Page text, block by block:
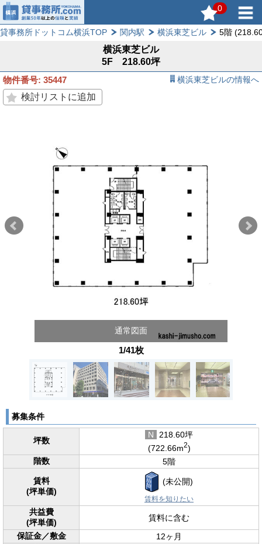
0
貸事務所ドットコム横浜TOP 関内駅 横浜東芝ビル 5階
横浜東芝ビル
5F 218.60坪
物件番号: 35447
横浜東芝ビルの情報へ
検討リストに追加
通常図面
1/41枚
募集条件
坪数
N
218.60坪
(722.66m2)
階数
5階
賃料
(坪単価)
(未公開)
賃料を知りたい
共益費
(坪単価)
賃料に含む
保証金／敷金
12ヶ月